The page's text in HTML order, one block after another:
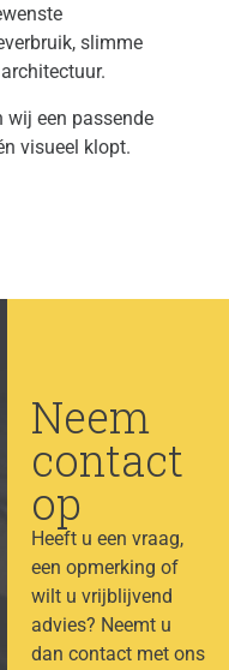
slimme
wij een passende
visueel klopt.
Neem
contact
op
Heeft u een vraag,
een opmerking of
wilt u vrijblijvend
advies? Neemt u
dan contact met ons